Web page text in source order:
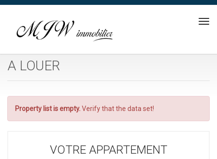
A LOUER
Property list is empty.Verify that the data set!
VOTRE APPARTEMENT